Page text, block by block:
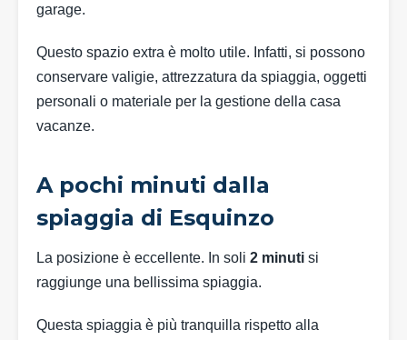
garage.
Questo spazio extra è molto utile. Infatti, si possono
conservare valigie, attrezzatura da spiaggia, oggetti
personali o materiale per la gestione della casa
vacanze.
A pochi minuti dalla
spiaggia di Esquinzo
La posizione è eccellente. In soli 2 minuti si
raggiunge una bellissima spiaggia.
Questa spiaggia è più tranquilla rispetto alla